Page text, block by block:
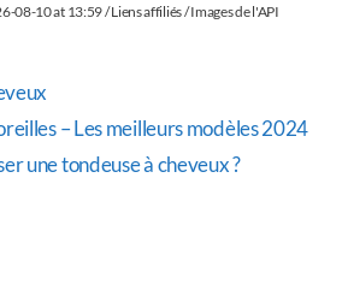
08-10 at 13:59 / Liens affiliés / Images de l'API
– Les meilleurs modèles 2024
une tondeuse à cheveux ?